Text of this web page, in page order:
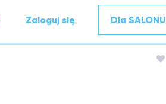
Zaloguj się Dla SALONU